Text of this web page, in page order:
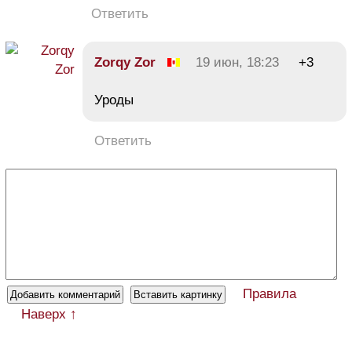
Ответить
Zorqy Zor 19 июн, 18:23 +3
Уроды
Ответить
Правила
Наверх ↑